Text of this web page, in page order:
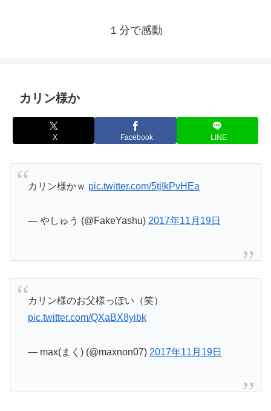
１分で感動
カリン様か
X Facebook LINE
カリン様かｗ pic.twitter.com/5tjIkPvHEa
— やしゅう (@FakeYashu) 2017年11月19日
カリン様のお父様っぽい（笑）
pic.twitter.com/QXaBX8yibk
— max(まく) (@maxnon07) 2017年11月19日